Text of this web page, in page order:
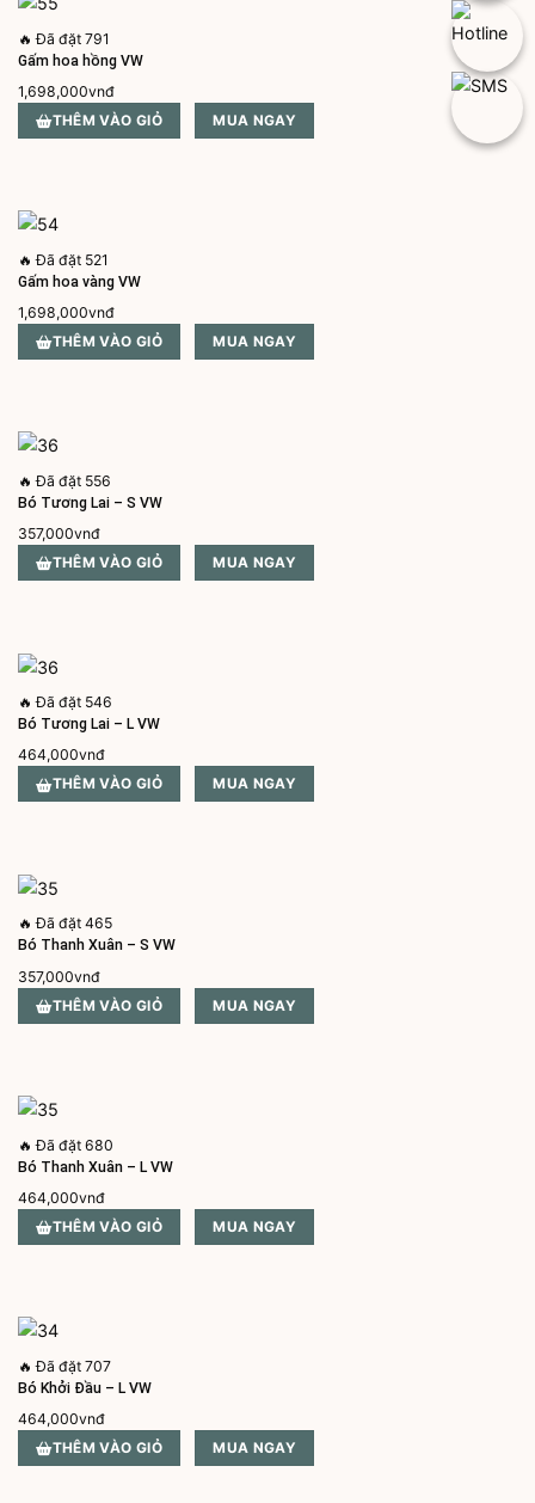
🔥 Đã đặt 791
Gấm hoa hồng VW
1,698,000vnđ
THÊM VÀO GIỎ MUA NGAY
🔥 Đã đặt 521
Gấm hoa vàng VW
1,698,000vnđ
THÊM VÀO GIỎ MUA NGAY
🔥 Đã đặt 556
Bó Tương Lai – S VW
357,000vnđ
THÊM VÀO GIỎ MUA NGAY
🔥 Đã đặt 546
Bó Tương Lai – L VW
464,000vnđ
THÊM VÀO GIỎ MUA NGAY
🔥 Đã đặt 465
Bó Thanh Xuân – S VW
357,000vnđ
THÊM VÀO GIỎ MUA NGAY
🔥 Đã đặt 680
Bó Thanh Xuân – L VW
464,000vnđ
THÊM VÀO GIỎ MUA NGAY
🔥 Đã đặt 707
Bó Khởi Đầu – L VW
464,000vnđ
THÊM VÀO GIỎ MUA NGAY